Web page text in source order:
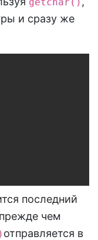
и сразу же
последний
чем
отправляется в